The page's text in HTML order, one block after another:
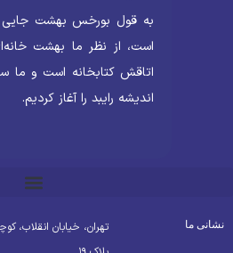
به قول بورخس بهشت جایی
است، از نظر ما بهشت
اندیشه رایبد را آغاز کردیم.
ما
تهران، خیابان انقلاب،